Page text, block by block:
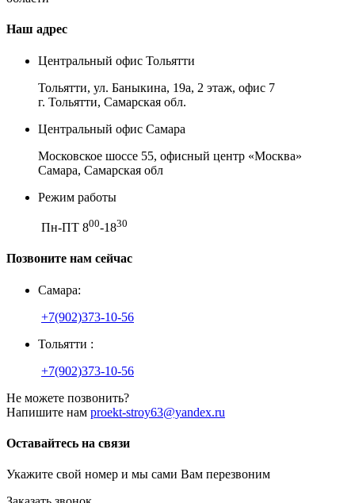
Наш адрес
Центральный офис Тольятти
Тольятти, ул. Баныкина, 19а, 2 этаж, офис 7
г. Тольятти, Самарская обл.
Центральный офис Самара
Московское шоссе 55, офисный центр «Москва»
Самара, Самарская обл
Режим работы
Пн-ПТ 800-1830
Позвоните нам сейчас
Самара:
+7(902)373-10-56
Тольятти :
+7(902)373-10-56
Не можете позвонить?
Напишите нам proekt-stroy63@yandex.ru
Оставайтесь на связи
Укажите свой номер и мы сами Вам перезвоним